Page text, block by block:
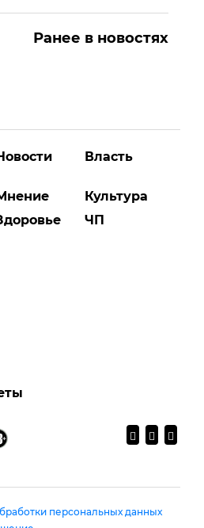
Ранее в новостях
Власть
Культура
ЧП
персональных данных